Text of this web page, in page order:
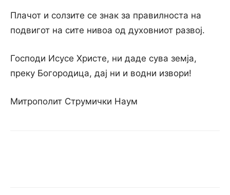
Плачот и солзите се знак за правилноста на
подвигот на сите нивоа од духовниот развој.
Господи Исусе Христе, ни даде сува земја,
преку Богородица, дај ни и водни извори!
Митрополит Струмички Наум